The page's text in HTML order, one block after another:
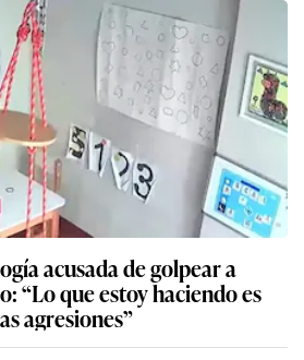
acusada de golpear a
“Lo que estoy haciendo es
agresiones”